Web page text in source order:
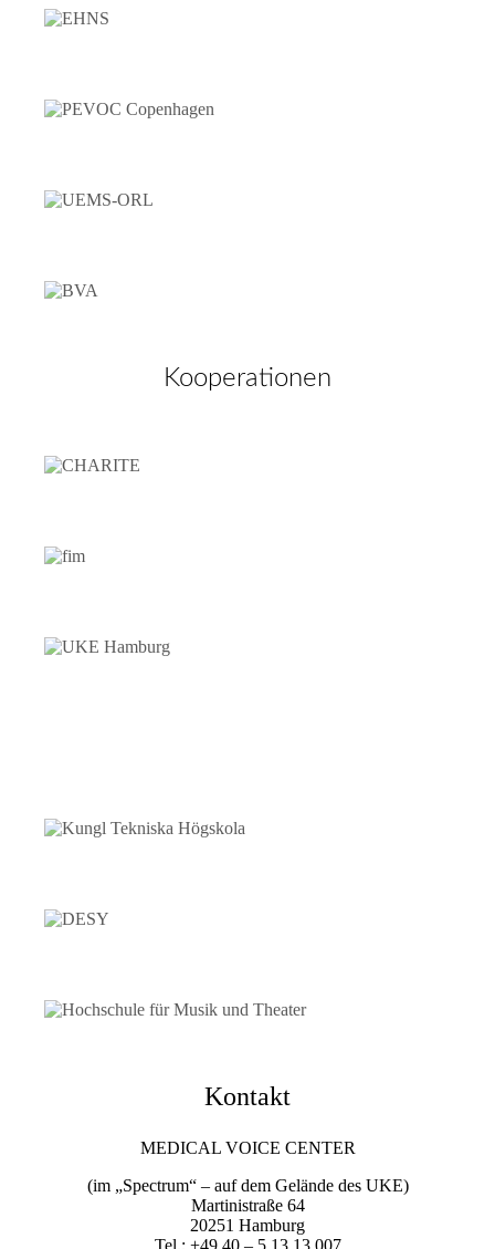
Kooperationen
Kontakt
MEDICAL VOICE CENTER
(im „Spectrum“ – auf dem Gelände des UKE)
Martinistraße 64
20251 Hamburg
Tel.: +49 40 – 5 13 13 007